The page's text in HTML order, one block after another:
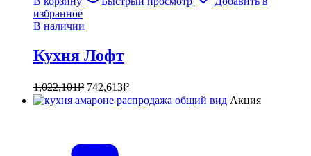
избранное
В наличии
Кухня Лофт
1,022,101₽ 742,613₽
Акция